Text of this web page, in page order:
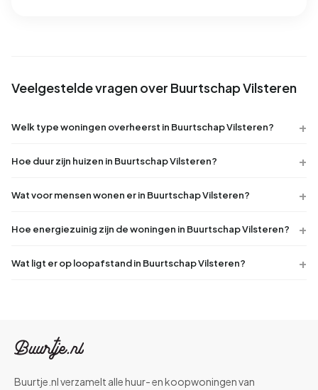
Veelgestelde vragen over Buurtschap Vilsteren
Welk type woningen overheerst in Buurtschap Vilsteren?
Hoe duur zijn huizen in Buurtschap Vilsteren?
Wat voor mensen wonen er in Buurtschap Vilsteren?
Hoe energiezuinig zijn de woningen in Buurtschap Vilsteren?
Wat ligt er op loopafstand in Buurtschap Vilsteren?
Buurtje.nl verzamelt alle huur- en koopwoningen van